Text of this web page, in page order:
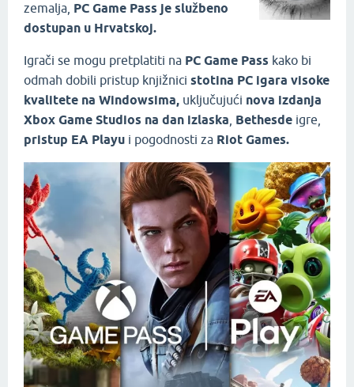
zemalja, PC Game Pass je službeno
dostupan u Hrvatskoj.
Igrači se mogu pretplatiti na PC Game Pass kako bi
odmah dobili pristup knjižnici stotina PC igara visoke
kvalitete na Windowsima, uključujući nova izdanja
Xbox Game Studios na dan izlaska Bethesde igre,
pristup EA Playu i pogodnosti za Riot Games.